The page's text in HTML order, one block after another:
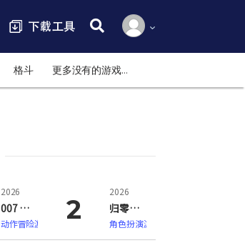
搜索:
格斗 更多没有的游戏…
2026
007 初露锋芒（007 First Light）
动作冒险游戏
2026
归零巡礼：亡谍镇魂曲（ZERO PARADES: For Dead Spies）
角色扮演游戏